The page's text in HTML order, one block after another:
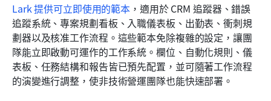
Lark 提供可立即使用的範本 ，適用於 CRM 追蹤器、錯誤
追蹤系統、專案規劃看板、入職儀表板、出勤表、衝刺規
劃器以及核准工作流程。這些範本免除複雜的設定，讓團
隊能立即啟動可運作的工作系統。欄位、自動化規則、儀
表板、任務結構和報告皆已預先配置，並可隨著工作流程
的演變進行調整，使非技術營運團隊也能快速部署。